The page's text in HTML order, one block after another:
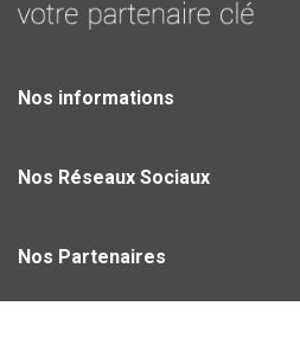
Nos informations
Nos Réseaux Sociaux
Nos Partenaires